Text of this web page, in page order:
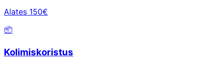
Alates 150€
📦
Kolimiskoristus